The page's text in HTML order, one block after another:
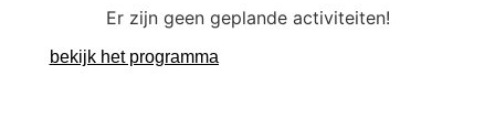
Er zijn geen geplande activiteiten!
bekijk het programma